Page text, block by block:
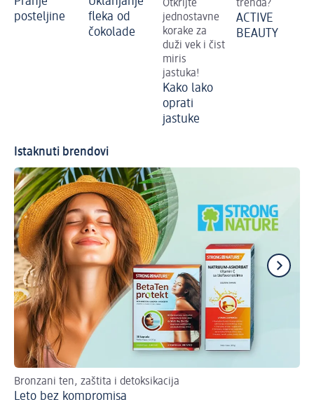
posteljine
fleka od
čokolade
Otkrijte
jednostavne
korake za
duži vek i čist
miris
jastuka!
Kako lako
oprati
jastuke
trenda?
ACTIVE
BEAUTY
Istaknuti brendovi
Bronzani ten, zaštita i detoksikacija
Leto bez kompromisa